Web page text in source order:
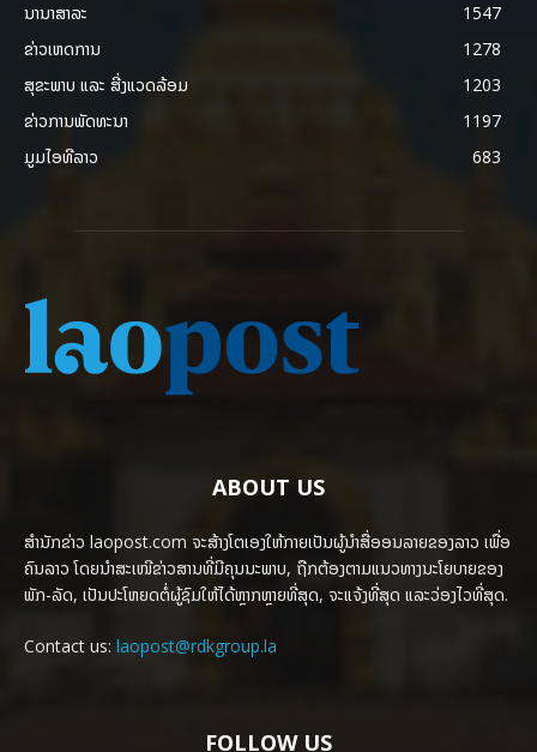
ນານາສາລະ
1547
ຂ່າວເຫດການ
1278
ສຸຂະພາບ ແລະ ສີ່ງແວດລ້ອມ
1203
ຂ່າວການພັດທະນາ
1197
ມູມໄອທີລາວ
683
ABOUT US
ສຳນັກຂ່າວ laopost.com ຈະສ້າງໂຕເອງໃຫ້ກາຍເປັນຜູ້ນຳສື່ອອນລາຍຂອງລາວ ເພື່ອ
ຄົນລາວ ໂດຍນຳສະເໜີຂ່າວສານທີ່ມີຄຸນນະພາບ, ຖືກຕ້ອງຕາມແນວທາງນະໂຍບາຍຂອງ
ພັກ-ລັດ, ເປັນປະໂຫຍດຕໍ່ຜູ້ຊົມໃຫ້ໄດ້ຫຼາກຫຼາຍທີ່ສຸດ, ຈະແຈ້ງທີ່ສຸດ ແລະວ່ອງໄວທີ່ສຸດ.
Contact us: laopost@rdkgroup.la
FOLLOW US